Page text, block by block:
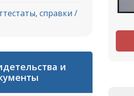
справки /
и